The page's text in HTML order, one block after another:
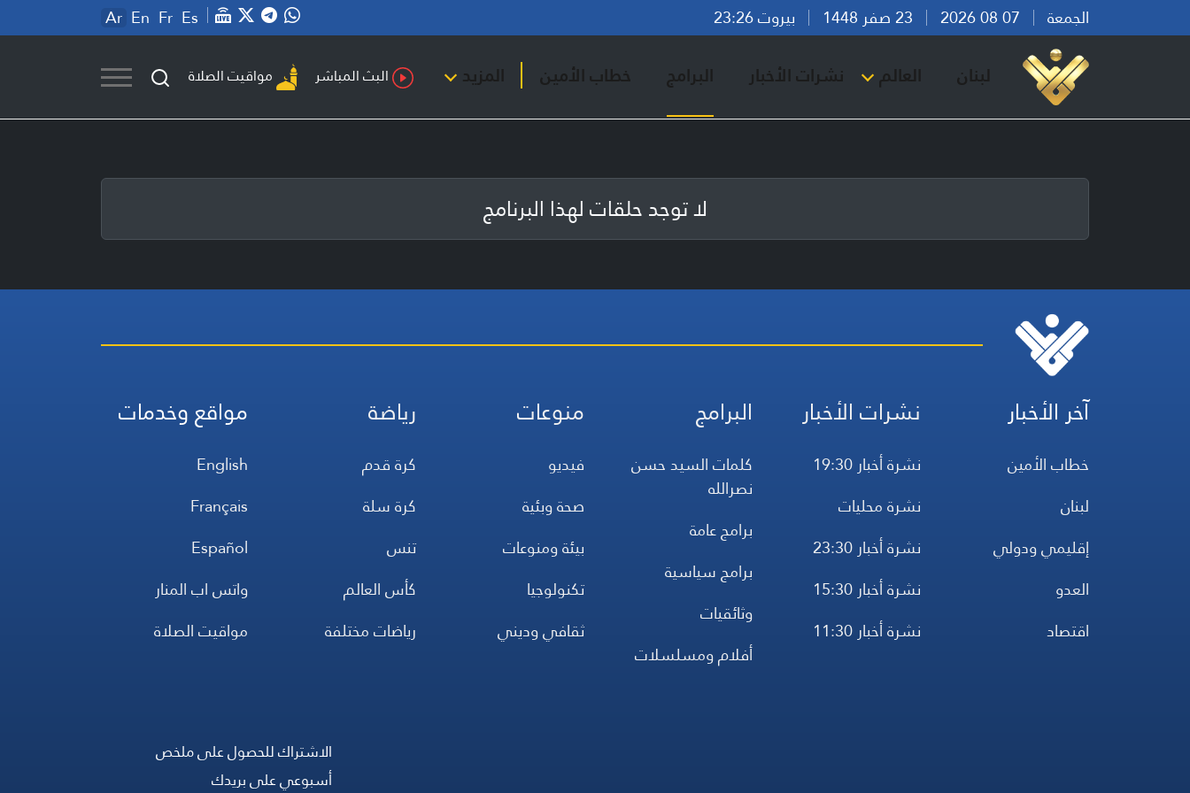
الجمعة بيروت 23:26 Ar En Fr Es
لبنان العالم نشرات الأخبار البرامج خطاب الأمين المزيد البث المباشر مواقيت الصلاة
لا توجد حلقات لهذا البرنامج
آخر الأخبار
خطاب الأمين
لبنان
إقليمي ودولي
العدو
اقتصاد
نشرات الأخبار
نشرة أخبار 19:30
نشرة محليات
نشرة أخبار 23:30
نشرة أخبار 15:30
نشرة أخبار 11:30
البرامج
كلمات السيد حسن
نصرالله
برامج عامة
برامج سياسية
وثائقيات
أفلام ومسلسلات
منوعات
فيديو
صحة وبئية
بيئة ومنوعات
تكنولوجيا
ثقافي وديني
رياضة
كرة قدم
كرة سلة
تنس
كأس العالم
رياضات مختلفة
مواقع وخدمات
English
Français
Español
واتس اب المنار
مواقيت الصلاة
الاشتراك للحصول على ملخص
أسبوعي على بريدك